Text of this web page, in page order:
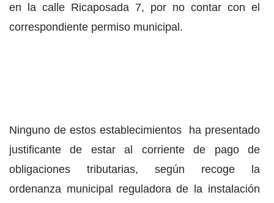
en la calle Ricaposada 7, por no contar con el
correspondiente permiso municipal.
Ninguno de estos establecimientos ha presentado
justificante de estar al corriente de pago de
obligaciones tributarias, según recoge la
ordenanza municipal reguladora de la instalación